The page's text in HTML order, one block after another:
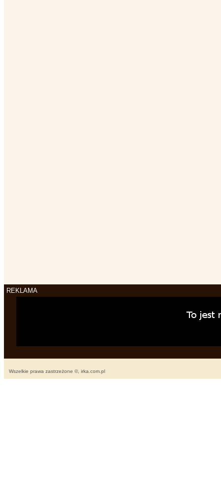
REKLAMA
Wszelkie prawa zastrzeżone ©, irka.com.pl